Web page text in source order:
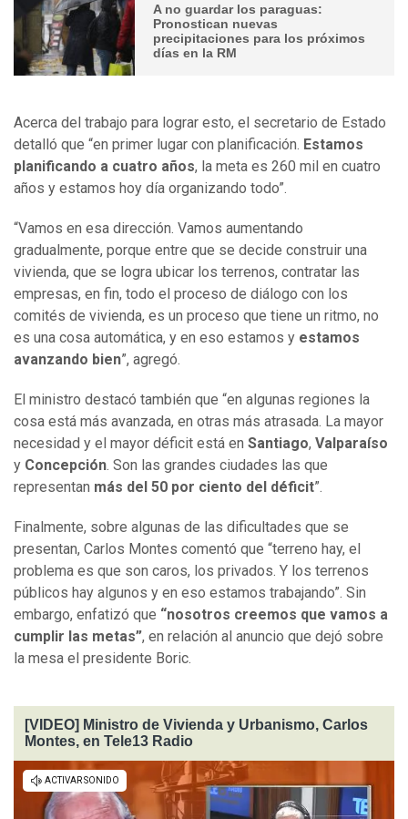
A no guardar los paraguas:
Pronostican nuevas
precipitaciones para los próximos
días en la RM
Acerca del trabajo para lograr esto, el secretario de Estado
detalló que “en primer lugar con planificación. Estamos
planificando a cuatro años, la meta es 260 mil en cuatro
años y estamos hoy día organizando todo”.
“Vamos en esa dirección. Vamos aumentando
gradualmente, porque entre que se decide construir una
vivienda, que se logra ubicar los terrenos, contratar las
empresas, en fin, todo el proceso de diálogo con los
comités de vivienda, es un proceso que tiene un ritmo, no
es una cosa automática, y en eso estamos y estamos
avanzando bien”, agregó.
El ministro destacó también que “en algunas regiones la
cosa está más avanzada, en otras más atrasada. La mayor
necesidad y el mayor déficit está en Santiago, Valparaíso
y Concepción. Son las grandes ciudades las que
representan más del 50 por ciento del déficit”.
Finalmente, sobre algunas de las dificultades que se
presentan, Carlos Montes comentó que “terreno hay, el
problema es que son caros, los privados. Y los terrenos
públicos hay algunos y en eso estamos trabajando”. Sin
embargo, enfatizó que “nosotros creemos que vamos a
cumplir las metas”, en relación al anuncio que dejó sobre
la mesa el presidente Boric.
[VIDEO] Ministro de Vivienda y Urbanismo, Carlos
Montes, en Tele13 Radio